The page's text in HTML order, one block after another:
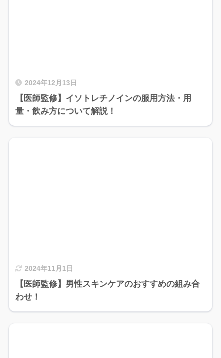
2024年12月13日
【医師監修】イソトレチノインの服用方法・用
量・飲み方について解説！
2024年11月1日
【医師監修】男性スキンケアのおすすめの組み合
わせ！